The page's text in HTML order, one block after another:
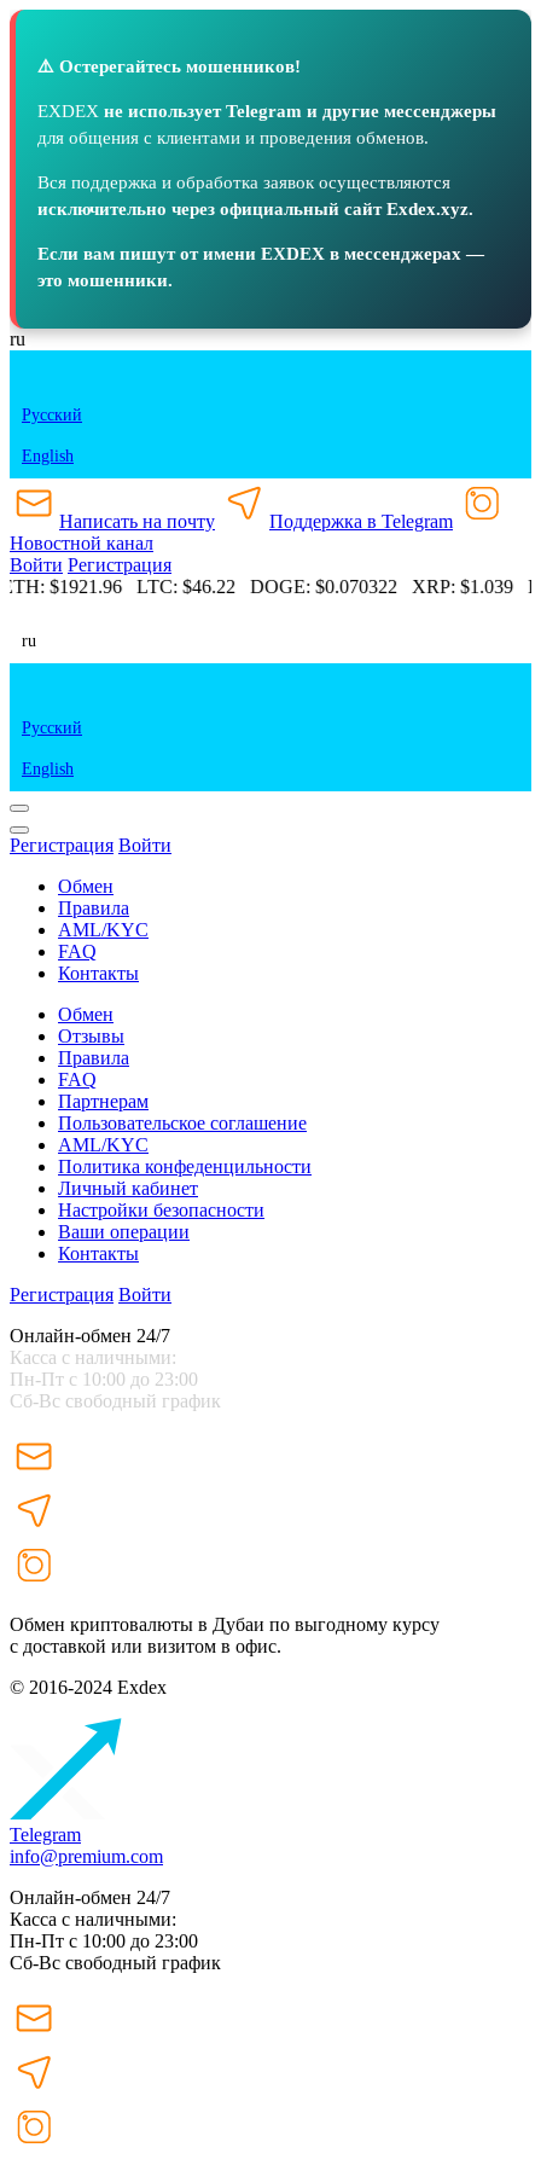
⚠️ Остерегайтесь мошенников!
EXDEX не использует Telegram и другие мессенджеры
для общения с клиентами и проведения обменов.
Вся поддержка и обработка заявок осуществляются
исключительно через официальный сайт Exdex.xyz.
Если вам пишут от имени EXDEX в мессенджерах —
это мошенники.
ru
Русский
English
Написать на почту
Поддержка в Telegram
Новостной канал
Войти Регистрация
$1921.96 LTC:$46.22 DOGE:$0.070322 XRP:$1.039
ru
Русский
English
Регистрация Войти
Обмен
Правила
AML/KYC
FAQ
Контакты
Обмен
Отзывы
Правила
FAQ
Партнерам
Пользовательское соглашение
AML/KYC
Политика конфеденцильности
Личный кабинет
Настройки безопасности
Ваши операции
Контакты
Регистрация Войти
Онлайн-обмен 24/7
Касса с наличными:
Пн-Пт с 10:00 до 23:00
Сб-Вс свободный график
Обмен криптовалюты в Дубаи по выгодному курсу
с доставкой или визитом в офис.
© 2016-2024 Exdex
Telegram
info@premium.com
Онлайн-обмен 24/7
Касса с наличными:
Пн-Пт с 10:00 до 23:00
Сб-Вс свободный график